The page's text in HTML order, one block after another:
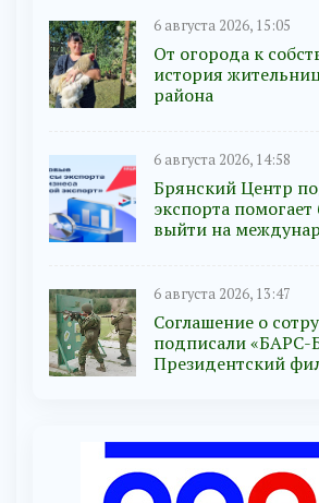
6 августа 2026, 15:05
От огорода к
история
района
6 августа 2026, 14:58
Брянский Центр
экспорта
выйти на
6 августа 2026, 13:47
Соглашение о
подписали «БАРС-
Президентский